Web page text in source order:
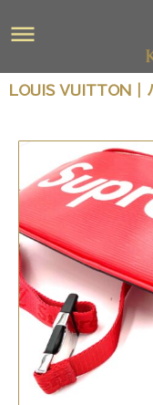
LOUIS VUITTON｜